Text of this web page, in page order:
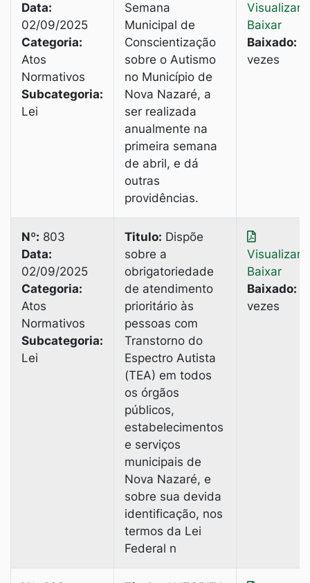
Data:
02/09/2025
Categoria:
Atos
Normativos
Subcategoria:
Lei
Semana
Municipal de
Conscientização
sobre o Autismo
no Município de
Nova Nazaré, a
ser realizada
anualmente na
primeira semana
de abril, e dá
outras
providências.
Visualizar
Baixar
Baixado:
vezes
Nº: 803
Data:
02/09/2025
Categoria:
Atos
Normativos
Subcategoria:
Lei
Titulo: Dispõe
sobre a
obrigatoriedade
de atendimento
prioritário às
pessoas com
Transtorno do
Espectro Autista
(TEA) em todos
os órgãos
públicos,
estabelecimentos
e serviços
municipais de
Nova Nazaré, e
sobre sua devida
identificação, nos
termos da Lei
Federal n
Visualizar
Baixar
Baixado:
vezes